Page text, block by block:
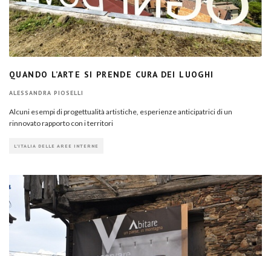
QUANDO L’ARTE SI PRENDE CURA DEI LUOGHI
ALESSANDRA PIOSELLI
Alcuni esempi di progettualità artistiche, esperienze anticipatrici di un
rinnovato rapporto con i territori
L'ITALIA DELLE AREE INTERNE